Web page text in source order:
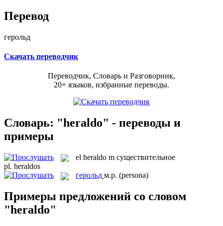
Перевод
герольд
Скачать переводчик
Переводчик, Словарь и Разговорник,
20+ языков, избранные переводы.
Словарь: "heraldo" - переводы и
примеры
el heraldo m существительное
pl. heraldos
герольд м.р. (persona)
Примеры предложений со словом
"heraldo"